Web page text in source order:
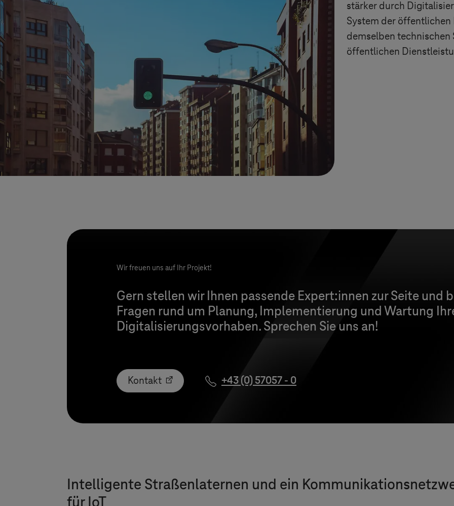
stärker durch
System der
demselben technischen
öffentlichen
Wir freuen uns auf Ihr Projekt!
Gern stellen wir Ihnen passende Expert:innen zur Seite und
Fragen rund um Planung, Implementierung und Wartung
Digitalisierungsvorhaben. Sprechen Sie uns an!
Kontakt +43 (0) 57057 - 0
Intelligente Straßenlaternen und ein